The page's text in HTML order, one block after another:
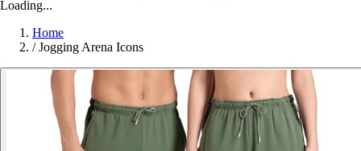
Loading...
Home
/ Jogging Arena Icons